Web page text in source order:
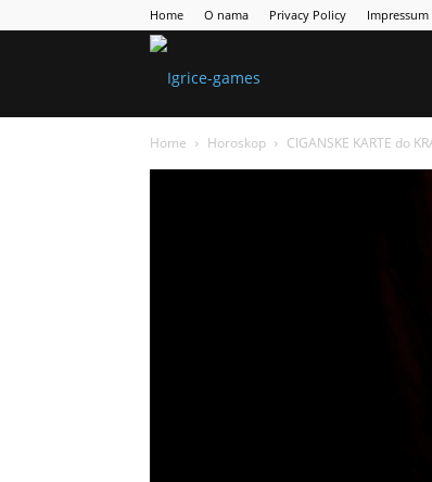
Home O nama Privacy Policy Impressum
Home Horoskop CIGANSKE KARTE do